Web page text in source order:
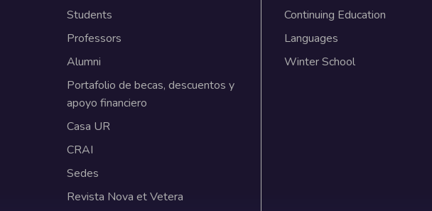
Students
Professors
Alumni
Portafolio de becas, descuentos y
apoyo financiero
Casa UR
CRAI
Sedes
Revista Nova et Vetera
Continuing Education
Languages
Winter School